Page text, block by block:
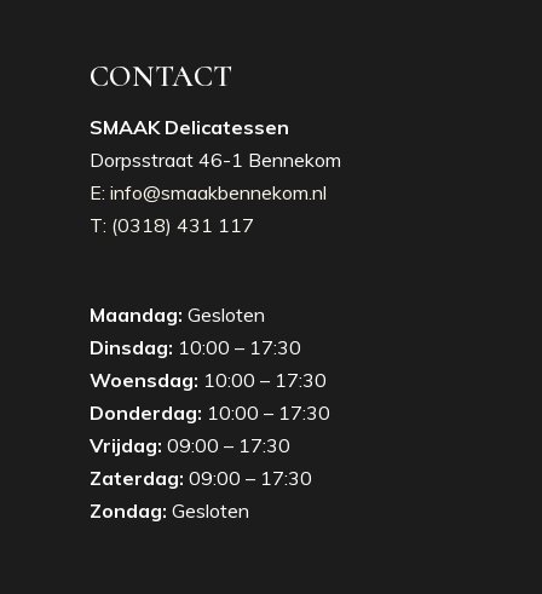
CONTACT
SMAAK Delicatessen
Dorpsstraat 46-1 Bennekom
E: info@smaakbennekom.nl
T: (0318) 431 117
Maandag: Gesloten
Dinsdag: 10:00 – 17:30
Woensdag: 10:00 – 17:30
Donderdag: 10:00 – 17:30
Vrijdag: 09:00 – 17:30
Zaterdag: 09:00 – 17:30
Zondag: Gesloten